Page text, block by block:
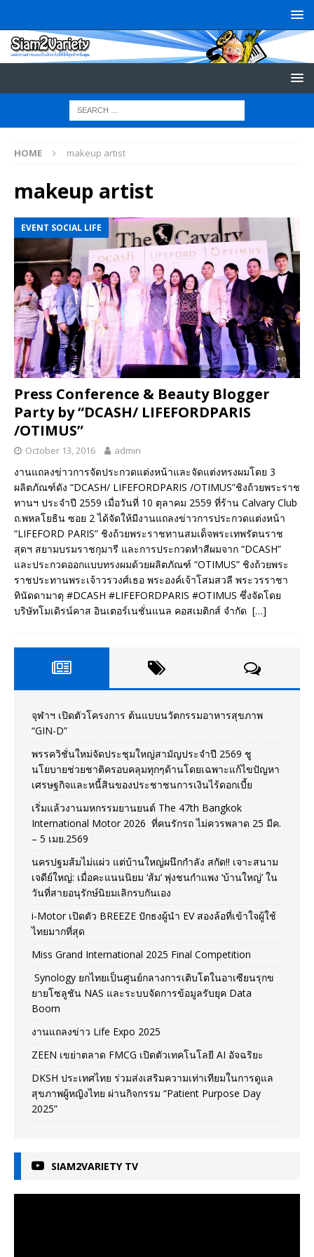
HOME makeup artist
makeup artist
EVENT SOCIAL LIFE
Press Conference & Beauty Blogger
Party by “DCASH/ LIFEFORDPARIS
/OTIMUS”
October 13, 2016 admin
งานแถลงข่าวการจัดประกวดแต่งหน้าและจัดแต่งทรงผมโดย 3
ผลิตภัณฑ์ดัง “DCASH/ LIFEFORDPARIS /OTIMUS”ชิงถ้วยพระราช
ทานฯ ประจำปี 2559 เมื่อวันที่ 10 ตุลาคม 2559 ที่ร้าน Calvary Club
ถ.พหลโยธิน ซอย 2 ได้จัดให้มีงานแถลงข่าวการประกวดแต่งหน้า
“LIFEFORD PARIS” ชิงถ้วยพระราชทานสมเด็จพระเทพรัตนราช
สุดฯ สยามบรมราชกุมารี และการประกวดทำสีผมจาก “DCASH”
และประกวดออกแบบทรงผมด้วยผลิตภัณฑ์ “OTIMUS” ชิงถ้วยพระ
ราชประทานพระเจ้าวรวงศ์เธอ พระองค์เจ้าโสมสวลี พระวรราชา
ทินัดดามาตุ #DCASH #LIFEFORDPARIS #OTIMUS ซึ่งจัดโดย
บริษัทโมเดิรน์คาส อินเตอร์เนชั่นแนล คอสเมติกส์ จำกัด […]
จุฬาฯ เปิดตัวโครงการ ต้นแบบนวัตกรรมอาหารสุขภาพ
“GIN-D”
พรรควิชั่นใหม่จัดประชุมใหญ่สามัญประจำปี 2569 ชู
นโยบายช่วยชาติครอบคลุมทุกๆด้านโดยเฉพาะแก้ไขปัญหา
เศรษฐกิจและหนี้สินของประชาชนการเงินไร้ดอกเบี้ย
เริ่มแล้วงานมหกรรมยานยนต์ The 47th Bangkok
International Motor 2026 ที่คนรักรถ ไม่ควรพลาด 25 มีค.
– 5 เมย.2569
นครปฐมส้มไม่แผ่ว แต่บ้านใหญ่ผนึกกำลัง สกัด!! เจาะสนาม
เจดีย์ใหญ่: เมื่อคะแนนนิยม ‘ส้ม’ พุ่งชนกำแพง ‘บ้านใหญ่’ ใน
วันที่สายอนุรักษ์นิยมเลิกรบกันเอง
i-Motor เปิดตัว BREEZE ปักธงผู้นำ EV สองล้อที่เข้าใจผู้ใช้
ไทยมากที่สุด
Miss Grand International 2025 Final Competition
Synology ยกไทยเป็นศูนย์กลางการเติบโตในอาเซียนรุกข
ยายโซลูชัน NAS และระบบจัดการข้อมูลรับยุค Data
Boom
งานแถลงข่าว Life Expo 2025
ZEEN เขย่าตลาด FMCG เปิดตัวเทคโนโลยี AI อัจฉริยะ
DKSH ประเทศไทย ร่วมส่งเสริมความเท่าเทียมในการดูแล
สุขภาพผู้หญิงไทย ผ่านกิจกรรม “Patient Purpose Day
2025”
SIAM2VARIETY TV